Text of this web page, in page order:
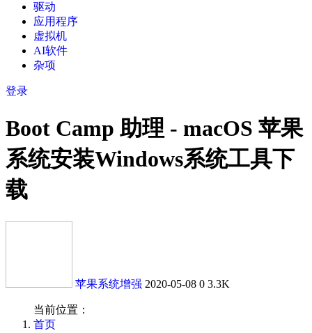
驱动
应用程序
虚拟机
AI软件
杂项
登录
Boot Camp 助理 - macOS 苹果
系统安装Windows系统工具下
载
苹果系统增强 2020-05-08 0 3.3K
当前位置：
首页